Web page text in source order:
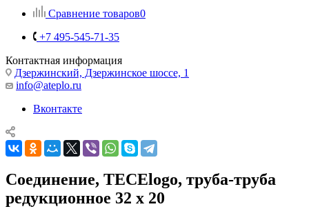
Сравнение товаров0
+7 495-545-71-35
Контактная информация
Дзержинский, Дзержинское шоссе, 1
info@ateplo.ru
Вконтакте
Соединение, TECElogo, труба-труба
редукционное 32 х 20